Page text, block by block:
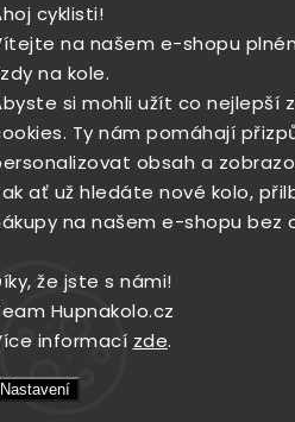
cyklisti!
na našem e-shopu
na kole.
si mohli užít co nejlepší
Ty nám pomáhají
obsah a
ať už hledáte nové kolo,
na našem e-shopu bez
že jste s námi!
Hupnakolo.cz
informací zde.
Nastavení